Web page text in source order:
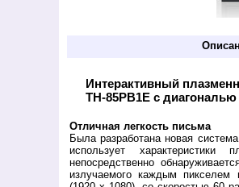
Интерактивный
TH-85PB1E с
Отличная легкость письма
Была разработана новая
использует характеристики
непосредственно
излучаемого каждым пикселем